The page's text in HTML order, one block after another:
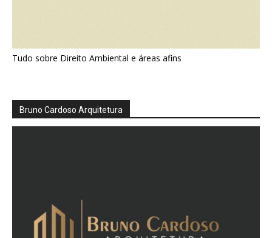
Tudo sobre Direito Ambiental e áreas afins
Bruno Cardoso Arquitetura